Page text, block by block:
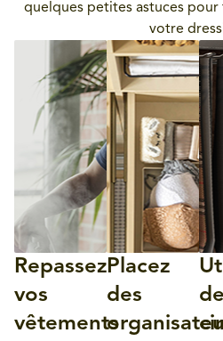
quelques petites astuces
votre
Repassez
vos
vêtements
Placez
des